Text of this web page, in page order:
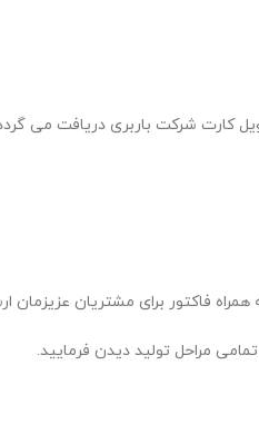
فاکتور برای مشتریان عزیزمان